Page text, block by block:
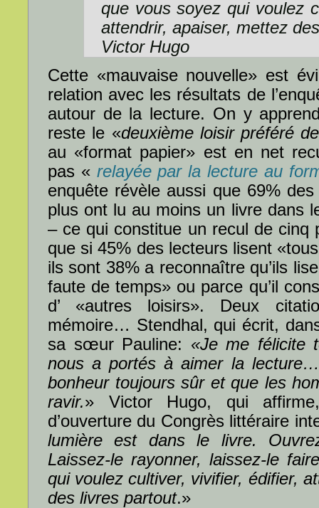
que vous soyez qui voulez
attendrir, apaiser, mettez
Victor Hugo
Cette «mauvaise nouvelle» est
relation avec les résultats de
autour de la lecture. On y
reste le «deuxième loisir préféré
au «format papier» est en net
pas « relayée par la lecture au
enquête révèle aussi que 69%
plus ont lu au moins un livre dans
– ce qui constitue un recul de cinq
que si 45% des lecteurs lisent
ils sont 38% a reconnaître qu’ils
faute de temps» ou parce qu’il
d’ «autres loisirs». Deux
mémoire… Stendhal, qui écrit,
sa sœur Pauline: «Je me félicite
nous a portés à aimer la
bonheur toujours sûr et que les
ravir.» Victor Hugo, qui
d’ouverture du Congrès littéraire
lumière est dans le livre.
Laissez-le rayonner, laissez-le
qui voulez cultiver, vivifier, édifier,
des livres partout.»